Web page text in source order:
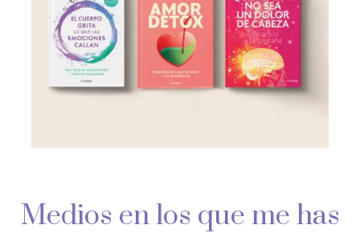
Medios en los que me has